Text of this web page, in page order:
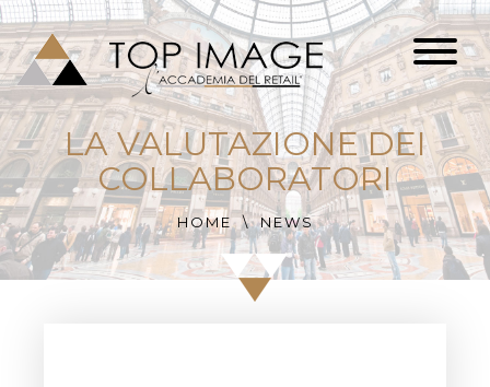
LA VALUTAZIONE DEI
COLLABORATORI
HOME NEWS